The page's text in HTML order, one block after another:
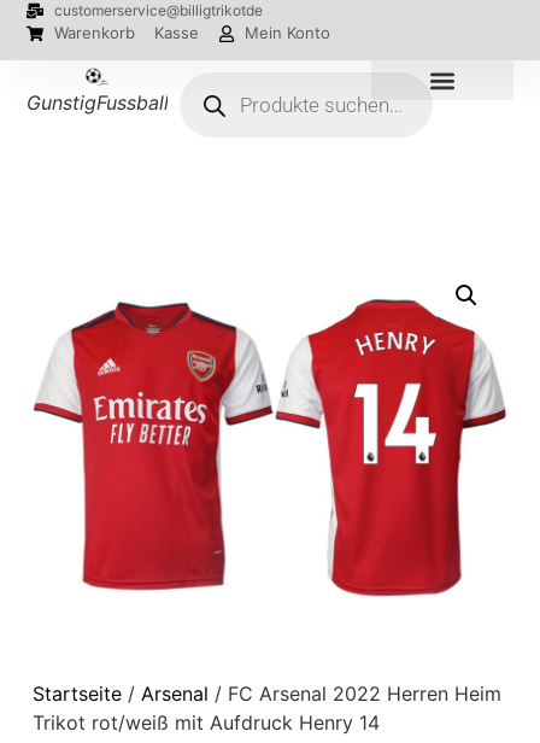
customerservice@billigtrikotde
Warenkorb Kasse Mein Konto
GunstigFussballTrikot
Startseite/ Arsenal / FC Arsenal 2022 Herren Heim
Trikot rot/weiß mit Aufdruck Henry 14